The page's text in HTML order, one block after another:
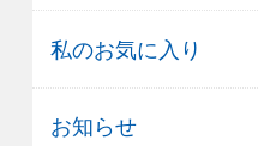
私のお気に入り
お知らせ